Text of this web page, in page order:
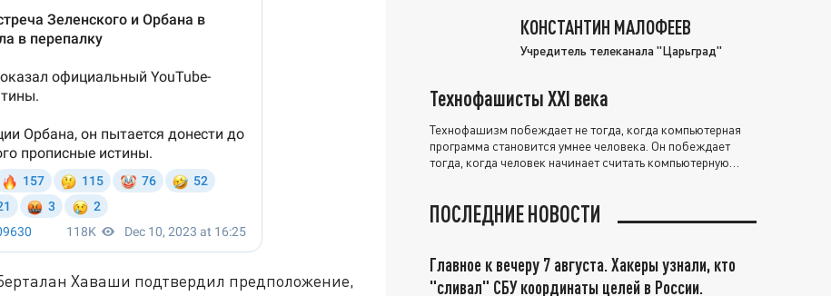
Хаваши подтвердил предположение,
КОНСТАНТИН МАЛОФЕЕВ
Учредитель телеканала "Царьград"
Технофашисты XXI века
Технофашизм побеждает не тогда, когда компьютерная
программа становится умнее человека. Он побеждает
тогда, когда человек начинает считать компьютерную
ПОСЛЕДНИЕ НОВОСТИ
Главное к вечеру 7 августа. Хакеры узнали, кто
"сливал" СБУ координаты целей в России.